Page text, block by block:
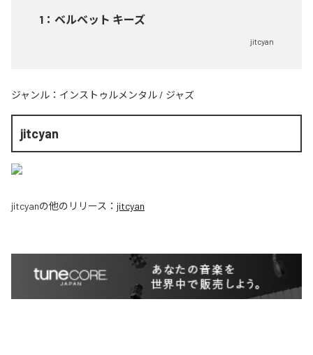
1 ： ベルベット キーズ
jitcyan
ジャンル： インストゥルメンタル / ジャズ
jitcyan
jitcyanの他のリリース： jitcyan